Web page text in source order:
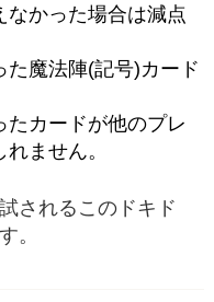
なかった場合は減点
魔法陣(記号)カード
カードが他のプレ
ません。
されるこのドキド
。